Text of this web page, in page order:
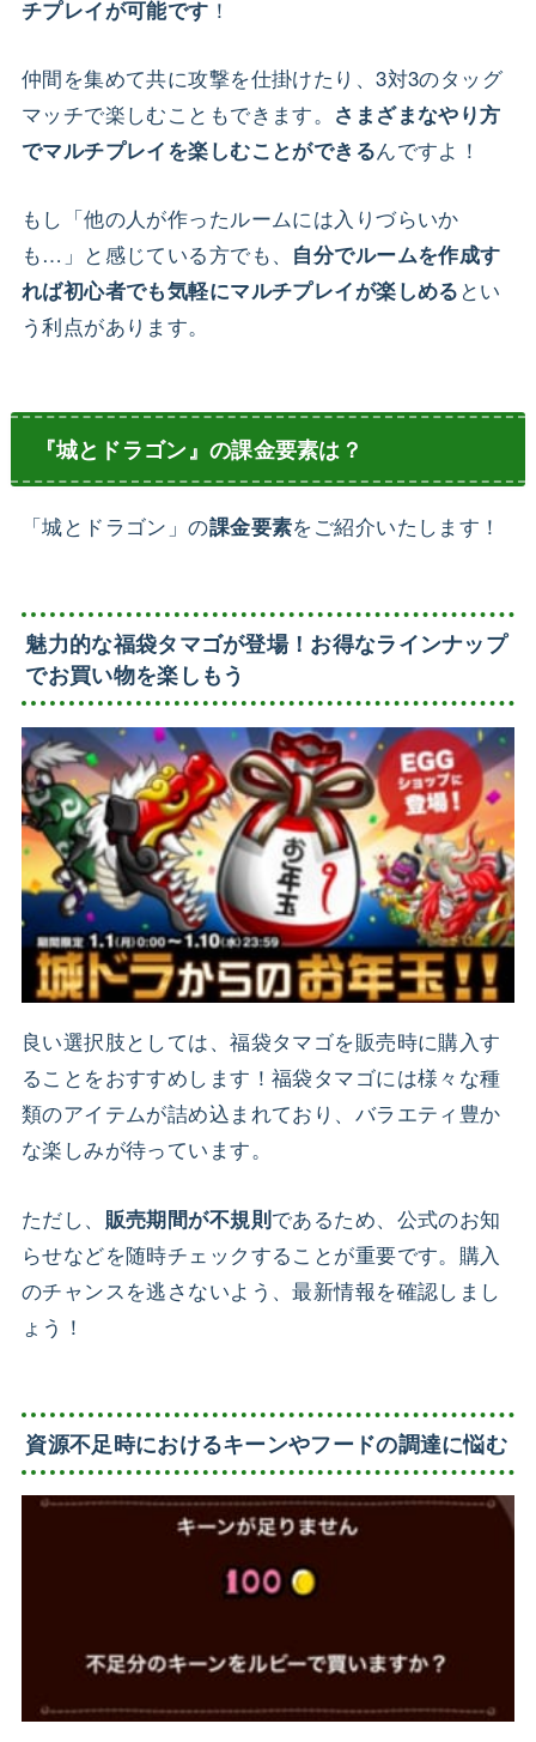
チプレイが可能です ！
仲間を集めて共に攻撃を仕掛けたり、3対3のタッグ
マッチで楽しむこともできます。 さまざまなやり方
でマルチプレイを楽しむことができるんですよ！
もし「他の人が作ったルームには入りづらいか
も…」と感じている方でも、 自分でルームを作成す
れば初心者でも気軽にマルチプレイが楽しめる とい
う利点があります。
『城とドラゴン』の課金要素は？
「城とドラゴン」の課金要素をご紹介いたします！
魅力的な福袋タマゴが登場！お得なラインナップ
でお買い物を楽しもう
良い選択肢としては、福袋タマゴを販売時に購入す
ることをおすすめします！福袋タマゴには様々な種
類のアイテムが詰め込まれており、バラエティ豊か
な楽しみが待っています。
ただし、 販売期間が不規則であるため、公式のお知
らせなどを随時チェックすることが重要です。購入
のチャンスを逃さないよう、最新情報を確認しまし
ょう！
資源不足時におけるキーンやフードの調達に悩む